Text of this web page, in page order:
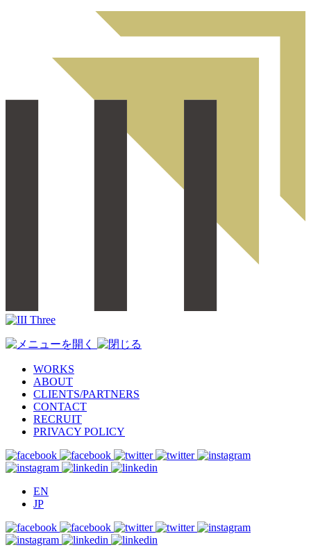
WORKS
ABOUT
CLIENTS/PARTNERS
CONTACT
RECRUIT
PRIVACY POLICY
EN
JP